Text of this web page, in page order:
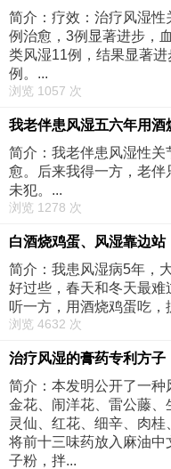
简介：疗效：治疗风湿
例治愈，3例显著进步，
类风湿11例，结果显著
例。...
浏览 1057 次
我老伴患风湿五六年用酒
简介：我老伴患风湿性
愈。后来我得一方，老
未犯。...
浏览 1278 次
白酒烧鸡蛋、风湿靠边站
简介：我患风湿病5年，
好过些，春天和冬天最
听一方，用酒烧鸡蛋吃
浏览 4632 次
治疗风湿的膏药专利方子
简介：本发明公开了一
金花、闹洋花、雷公藤
灵仙、红花、细辛、肉桂
将前十三味药放入麻油
子粉，拌...